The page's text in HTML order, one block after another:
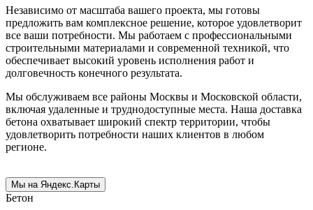
Независимо от масштаба вашего проекта, мы готовы
предложить вам комплексное решение, которое удовлетворит
все ваши потребности. Мы работаем с профессиональными
строительными материалами и современной техникой, что
обеспечивает высокий уровень исполнения работ и
долговечность конечного результата.
Мы обслуживаем все районы Москвы и Московской области,
включая удаленные и труднодоступные места. Наша доставка
бетона охватывает широкий спектр территории, чтобы
удовлетворить потребности наших клиентов в любом
регионе.
Мы на Яндекс.Карты
Бетон